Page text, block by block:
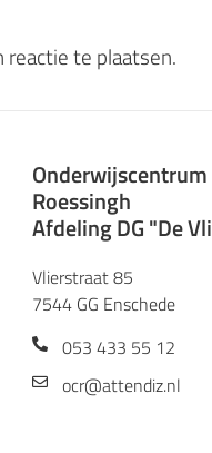
reactie te plaatsen.
Roessingh
Afdeling DG "De
Vlierstraat 85
7544 GG Enschede
053 433 55 12
ocr@attendiz.nl